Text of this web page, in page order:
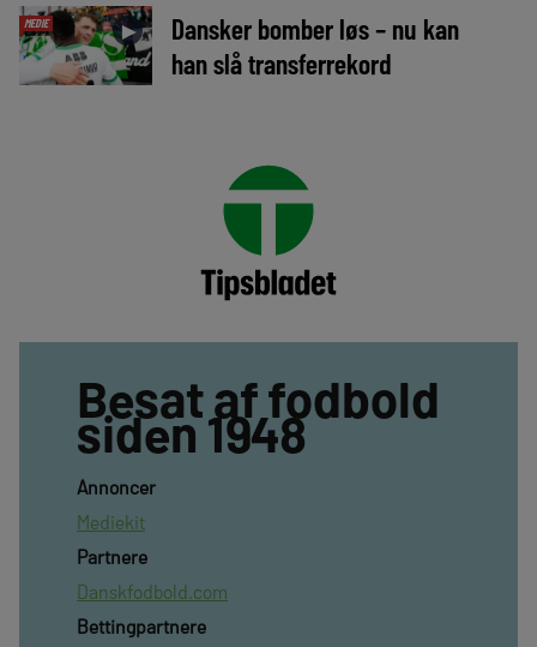
MEDIE ►
Dansker bomber løs – nu kan
han slå transferrekord
Besat af fodbold
siden 1948
Annoncer
Mediekit
Partnere
Danskfodbold.com
Bettingpartnere